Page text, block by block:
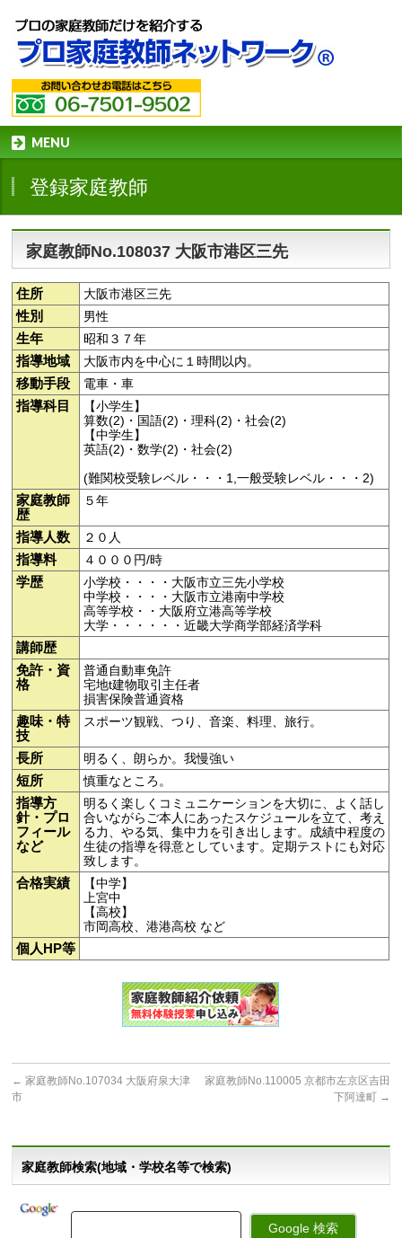
MENU
登録家庭教師
家庭教師No.108037 大阪市港区三先
住所 大阪市港区三先
性別 男性
生年 昭和３７年
指導地域 大阪市内を中心に１時間以内。
移動手段 電車・車
指導科目
【小学生】
算数(2)・国語(2)・理科(2)・社会(2)
【中学生】
英語(2)・数学(2)・社会(2)
(難関校受験レベル・・・1,一般受験レベル・・・2)
家庭教師
歴
５年
指導人数 ２０人
指導料 ４０００円/時
学歴
小学校・・・・大阪市立三先小学校
中学校・・・・大阪市立港南中学校
高等学校・・大阪府立港高等学校
大学・・・・・・近畿大学商学部経済学科
講師歴
免許・資
格
普通自動車免許
宅地t建物取引主任者
損害保険普通資格
趣味・特
技
スポーツ観戦、つり、音楽、料理、旅行。
長所 明るく、朗らか。我慢強い
短所 慎重なところ。
指導方
針・プロ
フィール
など
明るく楽しくコミュニケーションを大切に、よく話し
合いながらご本人にあったスケジュールを立て、考え
る力、やる気、集中力を引き出します。成績中程度の
生徒の指導を得意としています。定期テストにも対応
致します。
合格実績
【中学】
上宮中
【高校】
市岡高校、港港高校 など
個人HP等
← 家庭教師No.107034 大阪府泉大津
市
家庭教師No.110005 京都市左京区吉田
下阿達町 →
家庭教師検索(地域・学校名等で検索)